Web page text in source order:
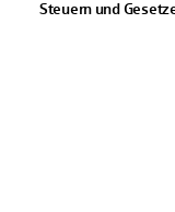
Steuern und